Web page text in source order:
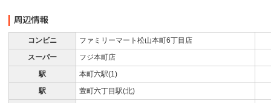
コンビニ
ファミリーマート松山本町6丁目店
スーパー
フジ本町店
駅
本町六駅(1)
駅
萱町六丁目駅(北)